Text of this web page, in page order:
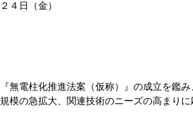
４日（金）
無電柱化推進法案（仮称）』の成立を鑑み
模の急拡大、関連技術のニーズの高まりに